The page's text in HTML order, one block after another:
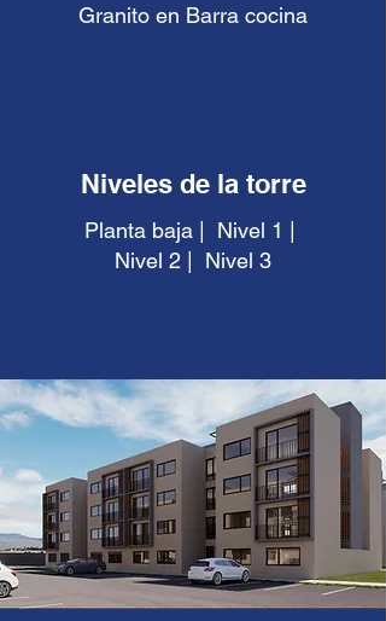
Granito en Barra cocina
Niveles de la torre
Planta baja | Nivel 1 |
Nivel 2 | Nivel 3